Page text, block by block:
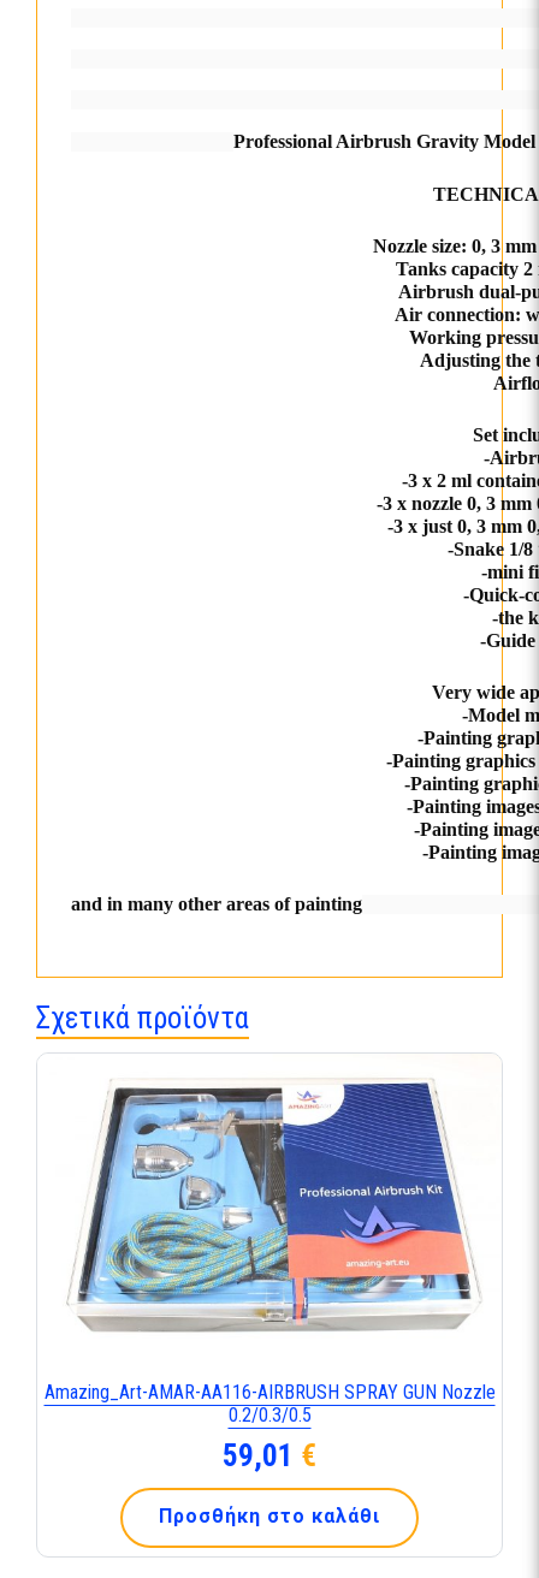
Professional Airbrush Gravity
Nozzle size: 0, 3mm
Tanks capacity 2
Airbrush dual-
Air connection:
Working
Adjusting the
Set
-
-3 x 2 ml
-3 x nozzle 0, 3
-3 x just 0, 3 mm
-Snake 1/8
-mini
-Quick-
-the
-
Very wide
-Model
-Painting
-Painting
-Painting
-Painting
-Painting
-Painting
and in many other areas of paintingπεκ Βαρύτητας +
Σχετικά προϊόντα
Amazing_Art-AMAR-AA116-AIRBRUSH SPRAY GUN Nozzle
0.2/0.3/0.5
59,01 €
Προσθήκη στο καλάθι